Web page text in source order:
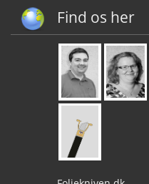
Find os her